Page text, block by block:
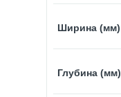
Ширина (мм)
Глубина (мм)